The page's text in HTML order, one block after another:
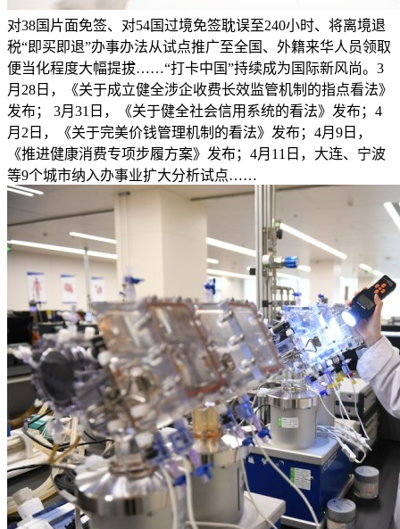
对38国片面免签、对54国过境免签耽误至240小时、将离境退
税“即买即退”办事办法从试点推广至全国、外籍来华人员领取
便当化程度大幅提拔……“打卡中国”持续成为国际新风尚。3
月28日，《关于成立健全涉企收费长效监管机制的指点看法》
发布； 3月31日，《关于健全社会信用系统的看法》发布；4
月2日，《关于完美价钱管理机制的看法》发布；4月9日，
《推进健康消费专项步履方案》发布；4月11日，大连、宁波
等9个城市纳入办事业扩大分析试点……